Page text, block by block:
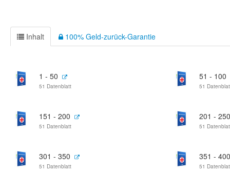
Inhalt 100% Geld-zurück-Garantie
1 - 50
51 Datenblatt
51 - 100
51
151 - 200
51 Datenblatt
201 - 250
51
301 - 350
51 Datenblatt
351 - 400
51